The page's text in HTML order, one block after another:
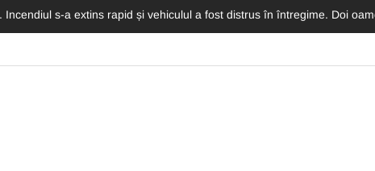
„Nu am văzut niciun echipaj de Poliție sau Jandarmerie”